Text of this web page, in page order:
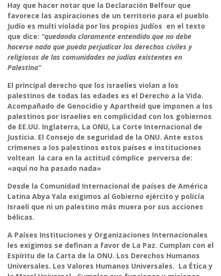
Hay que hacer notar que la Declaración Belfour que
favorece las aspiraciones de un territorio para el pueblo
Judío es multi violada por los propios Judíos en el texto
que dice: “quedando claramente entendido que no debe
hacerse nada que pueda perjudicar los derechos civiles y
religiosos de las comunidades no judías existentes en
Palestina”
El principal derecho que los israelíes violan a los
palestinos de todas las edades es el Derecho a la Vida.
Acompañado de Genocidio y Apartheid que imponen a los
palestinos por israelíes en complicidad con los gobiernos
de EE.UU. Inglaterra, La ONU, La Corte Internacional de
Justicia. El Consejo de seguridad de la ONU. Ante estos
crímenes a los palestinos estos países e instituciones
voltean la cara en la actitud cómplice perversa de:
«aquí no ha pasado nada»
Desde la Comunidad Internacional de países de América
Latina Abya Yala exigimos al Gobierno ejército y policía
Israelí que ni un palestino más muera por sus acciones
bélicas.
A Países Instituciones y Organizaciones Internacionales
les exigimos se definan a favor de La Paz. Cumplan con el
Espíritu de la Carta de la ONU. Los Derechos Humanos
Universales. Los Valores Humanos Universales. La Ética y